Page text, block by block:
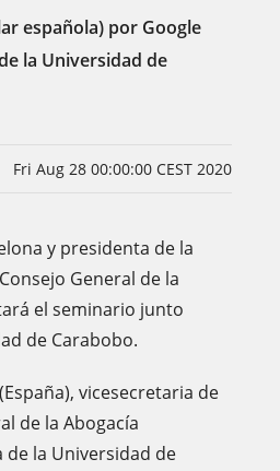
española) por Google
la Universidad de
Fri Aug 28 00:00:00 CEST 2020
y presidenta de la
General de la
el seminario junto
de Carabobo.
vicesecretaria de
de la Abogacía
de la Universidad de